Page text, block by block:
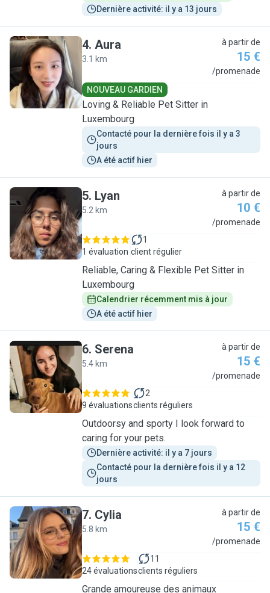
Dernière activité: il y a 13 jours
A
4. Aura
3.1 km
à partir de
15 €
/promenade
NOUVEAU GARDIEN
Loving & Reliable Pet Sitter in
Luxembourg
Contacté pour la dernière fois il y a 3
jours
A été actif hier
L
5. Lyan
5.2 km
à partir de
10 €
/promenade
1 évaluation
1
client régulier
Reliable, Caring & Flexible Pet Sitter in
Luxembourg
Calendrier récemment mis à jour
A été actif hier
S
6. Serena
5.4 km
à partir de
15 €
/promenade
9 évaluations
2
clients réguliers
Outdoorsy and sporty I look forward to
caring for your pets.
Dernière activité: il y a 7 jours
Contacté pour la dernière fois il y a 12
jours
C
7. Cylia
5.8 km
à partir de
15 €
/promenade
24 évaluations
11
clients réguliers
Grande amoureuse des animaux